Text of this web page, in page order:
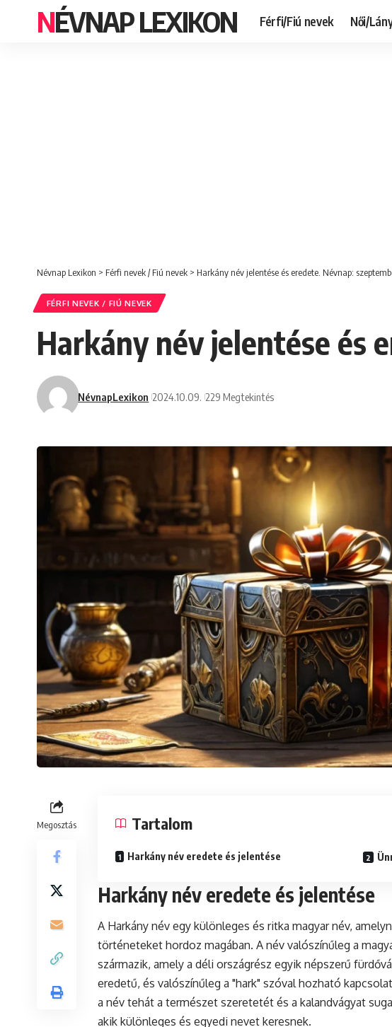
NÉVNAP LEXIKON Férfi/Fiú nevek Női/
Névnap Lexikon > Férfi nevek / Fiú nevek > Harkány név jelentése és eredete. Névnap:
FÉRFI NEVEK / FIÚ NEVEK
Harkány név jelentése és
NévnapLexikon 2024.10.09. 229 Megtekintés
Megosztás Tartalom
Harkány név eredete és jelentése
Harkány név eredete és jelentése
A Harkány név egy különleges és ritka magyar név,
történeteket hordoz magában. A név valószínűleg a
származik, amely a déli országrész egyik népszerű
eredetű, és valószínűleg a "hark" szóval hozható
a név tehát a természet szeretetét és a kalandvágyat
akik különleges és egyedi nevet keresnek.